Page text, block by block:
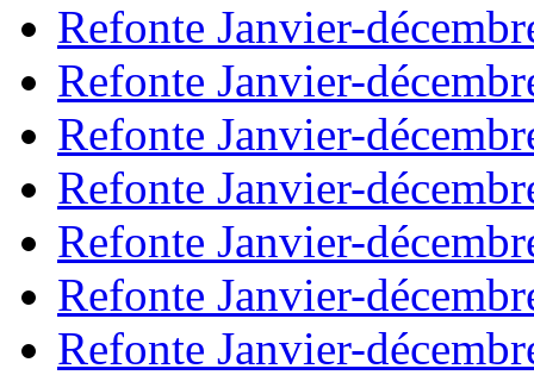
Refonte Janvier-
Refonte Janvier-
Refonte Janvier-
Refonte Janvier-
Refonte Janvier-
Refonte Janvier-
Refonte Janvier-